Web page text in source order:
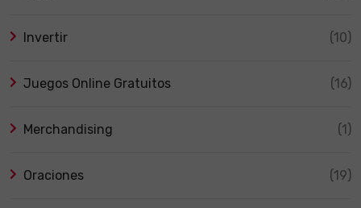
Invertir (10)
Juegos Online Gratuitos (16)
Merchandising (1)
Oraciones (19)